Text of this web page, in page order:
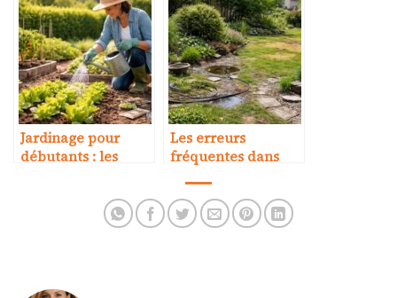
Jardinage pour
débutants : les
Les erreurs
fréquentes dans
jardin